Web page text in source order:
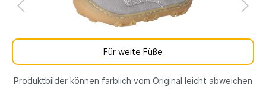
Für weite Füße
Produktbilder können farblich vom Original leicht abweichen